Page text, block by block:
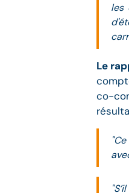
les
Le
co-